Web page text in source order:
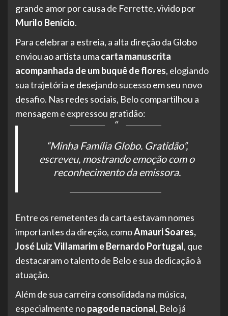
grande amor por causa de Ferrette, vivido por
Murilo Benício.
Para celebrar a estreia, a alta direção da Globo
enviou ao artista uma carta manuscrita
acompanhada de um buquê de flores, elogiando
sua trajetória e desejando sucesso em seu novo
desafio. Nas redes sociais, Belo compartilhou a
mensagem e expressou gratidão:
“Minha Família Globo. Gratidão”,
escreveu, mostrando emoção com o
reconhecimento da emissora.
Entre os remetentes da carta estavam nomes
importantes da direção, comoAmauri Soares,
José Luiz Villamarim e Bernardo Portugal, que
destacaram o talento de Belo e sua dedicação à
atuação.
Além de sua carreira consolidada na música,
especialmente nopagode nacional, Belo já